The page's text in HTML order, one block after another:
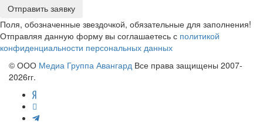
Отправить заявку
Поля, обозначенные звездочкой, обязательные для заполнения!
Отправляя данную форму вы соглашаетесь с политикой
конфиденциальности персональных данных
© ООО Медиа Группа Авангард Все права защищены 2007-
2026гг.